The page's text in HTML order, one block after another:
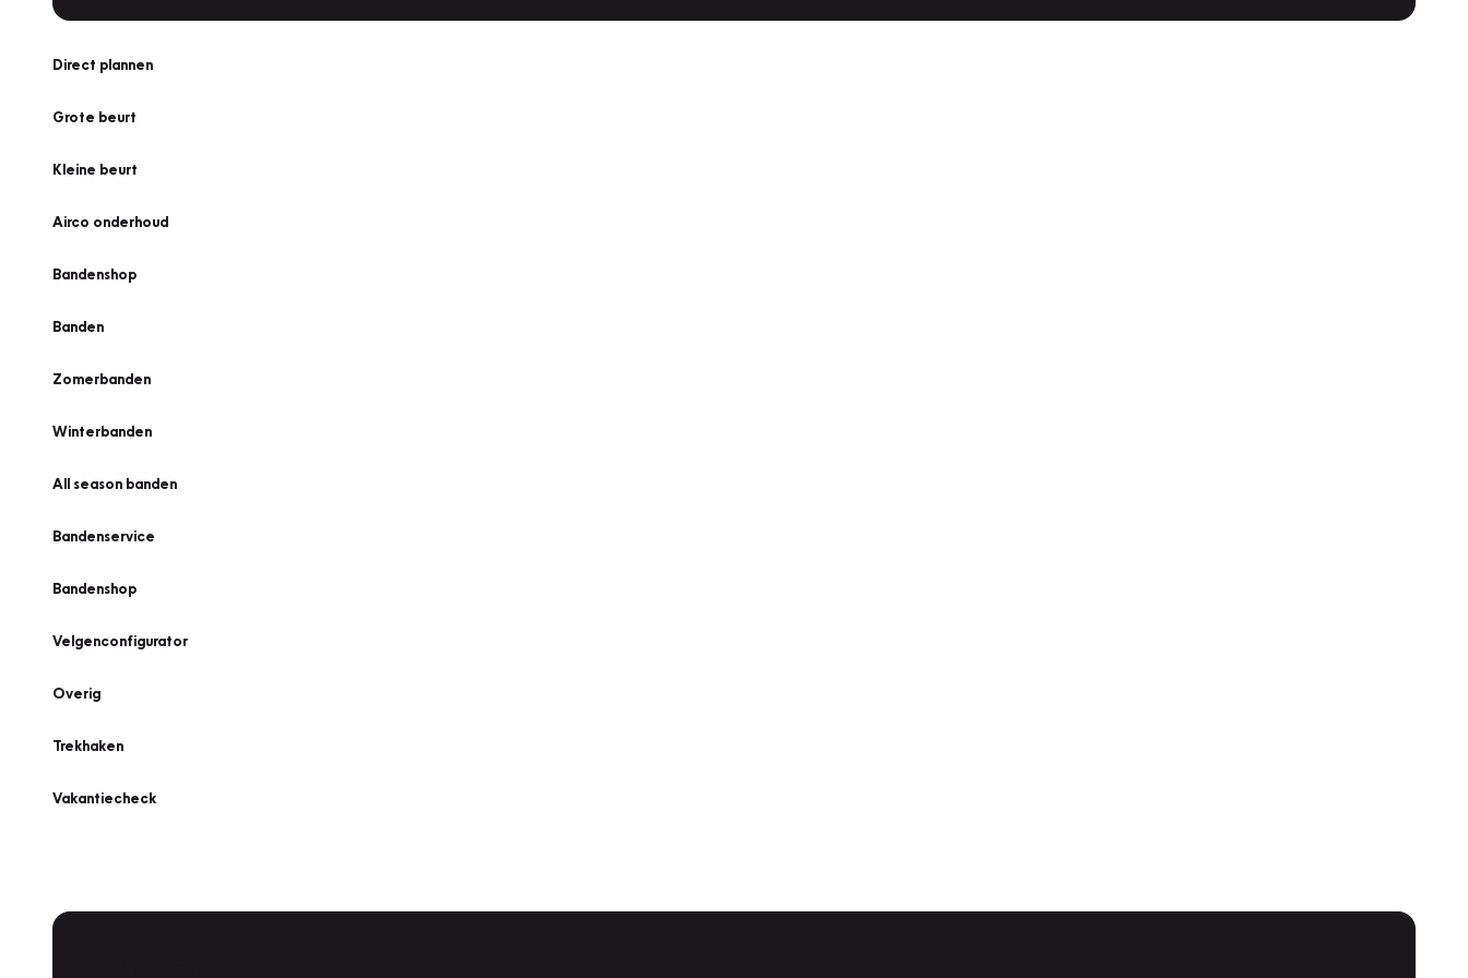
Direct plannen
Grote beurt
Kleine beurt
Airco onderhoud
Bandenshop
Banden
Zomerbanden
Winterbanden
All season banden
Bandenservice
Bandenshop
Velgenconfigurator
Overig
Trekhaken
Vakantiecheck